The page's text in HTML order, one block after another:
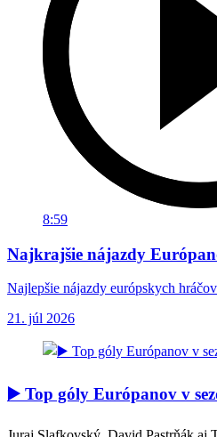
8:59
Najkrajšie nájazdy
Najlepšie nájazdy európskych
21. júl 2026
▶️ Top góly Európanov v